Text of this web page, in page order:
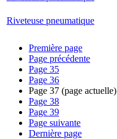
Riveteuse pneumatique
Première page
Page précédente
Page 35
Page 36
Page 37 (page actuelle)
Page 38
Page 39
Page suivante
Dernière page